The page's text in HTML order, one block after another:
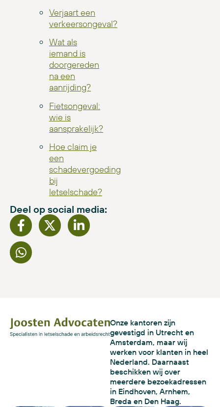
Verjaart een
verkeersongeval?
Wat als
iemand is
doorgereden
na een
aanrijding?
Fietsongeval:
wie is
aansprakelijk?
Hoe claim je
een
schadevergoeding
bij
letselschade?
Deel op social media:
Onze kantoren zijn
gevestigd in Utrecht en
Amsterdam, maar wij
werken voor klanten in heel
Nederland. Daarnaast
beschikken wij over
meerdere bezoekadressen
in Eindhoven, Arnhem,
Breda en Den Haag.